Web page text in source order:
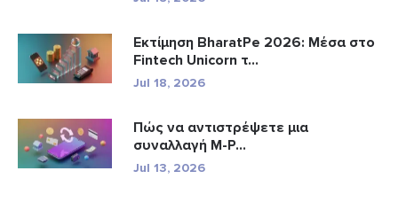
Εκτίμηση BharatPe 2026: Μέσα στο
Fintech Unicorn τ...
Jul 18, 2026
Πώς να αντιστρέψετε μια
συναλλαγή M-P...
Jul 13, 2026